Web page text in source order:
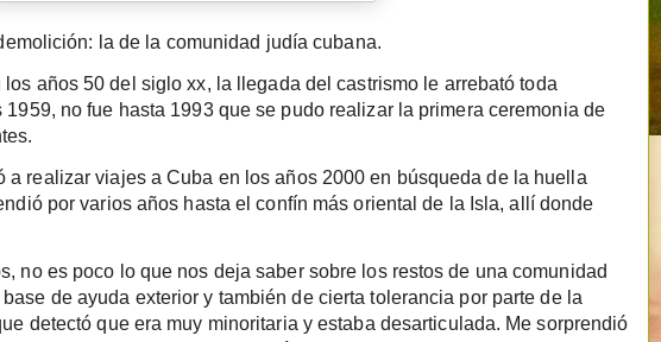
la de la comunidad judía cubana.
años 50 del siglo xx, la llegada del castrismo le arrebató toda
no fue hasta 1993 que se pudo realizar la primera ceremonia de
a realizar viajes a Cuba en los años 2000 en búsqueda de la huella
por varios años hasta el confín más oriental de la Isla, allí donde
no es poco lo que nos deja saber sobre los restos de una comunidad
de ayuda exterior y también de cierta tolerancia por parte de la
detectó que era muy minoritaria y estaba desarticulada. Me sorprendió